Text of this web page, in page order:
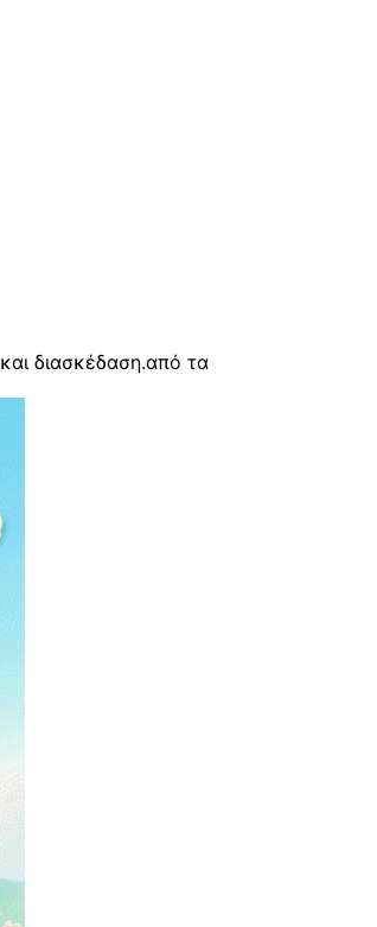
διασκέδαση.από τα